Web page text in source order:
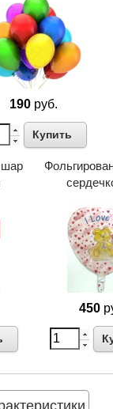
190 руб.
Купить
шар
450